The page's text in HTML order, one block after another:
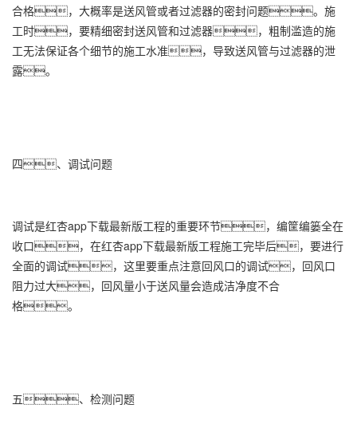
合格，大概率是送风管或者过滤器的密封问题。施
工时，要精细密封送风管和过滤器，粗制滥造的施
工无法保证各个细节的施工水准，导致送风管与过滤器的泄
露。
四、调试问题
调试是红杏app下载最新版工程的重要环节，编筐编篓全在
收口，在红杏app下载最新版工程施工完毕后，要进行
全面的调试，这里要重点注意回风口的调试，回风口
阻力过大，回风量小于送风量会造成洁净度不合
格。
五、检测问题